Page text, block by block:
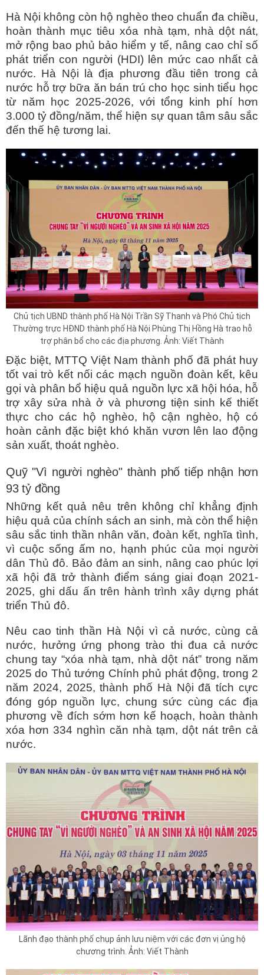
Hà Nội không còn hộ nghèo theo chuẩn đa chiều,
hoàn thành mục tiêu xóa nhà tạm, nhà dột nát,
mở rộng bao phủ bảo hiểm y tế, nâng cao chỉ số
phát triển con người (HDI) lên mức cao nhất cả
nước. Hà Nội là địa phương đầu tiên trong cả
nước hỗ trợ bữa ăn bán trú cho học sinh tiểu học
từ năm học 2025-2026, với tổng kinh phí hơn
3.000 tỷ đồng/năm, thể hiện sự quan tâm sâu sắc
đến thế hệ tương lai.
Chủ tịch UBND thành phố Hà Nội Trần Sỹ Thanh và Phó Chủ tịch
Thường trực HĐND thành phố Hà Nội Phùng Thị Hồng Hà trao hỗ
trợ phân bổ cho các địa phương. Ảnh: Viết Thành
Đặc biệt, MTTQ Việt Nam thành phố đã phát huy
tốt vai trò kết nối các mạch nguồn đoàn kết, kêu
gọi và phân bổ hiệu quả nguồn lực xã hội hóa, hỗ
trợ xây sửa nhà ở và phương tiện sinh kế thiết
thực cho các hộ nghèo, hộ cận nghèo, hộ có
hoàn cảnh đặc biệt khó khăn vươn lên lao động
sản xuất, thoát nghèo.
Quỹ "Vì người nghèo" thành phố tiếp nhận hơn
93 tỷ đồng
Những kết quả nêu trên không chỉ khẳng định
hiệu quả của chính sách an sinh, mà còn thể hiện
sâu sắc tinh thần nhân văn, đoàn kết, nghĩa tình,
vì cuộc sống ấm no, hạnh phúc của mọi người
dân Thủ đô. Bảo đảm an sinh, nâng cao phúc lợi
xã hội đã trở thành điểm sáng giai đoạn 2021-
2025, ghi dấu ấn trên hành trình xây dựng phát
triển Thủ đô.
Nêu cao tinh thần Hà Nội vì cả nước, cùng cả
nước, hưởng ứng phong trào thi đua cả nước
chung tay “xóa nhà tạm, nhà dột nát” trong năm
2025 do Thủ tướng Chính phủ phát động, trong 2
năm 2024, 2025, thành phố Hà Nội đã tích cực
đóng góp nguồn lực, chung sức cùng các địa
phương về đích sớm hơn kế hoạch, hoàn thành
xóa hơn 334 nghìn căn nhà tạm, dột nát trên cả
nước.
Lãnh đạo thành phố chụp ảnh lưu niệm với các đơn vị ủng hộ
chương trình. Ảnh: Viết Thành